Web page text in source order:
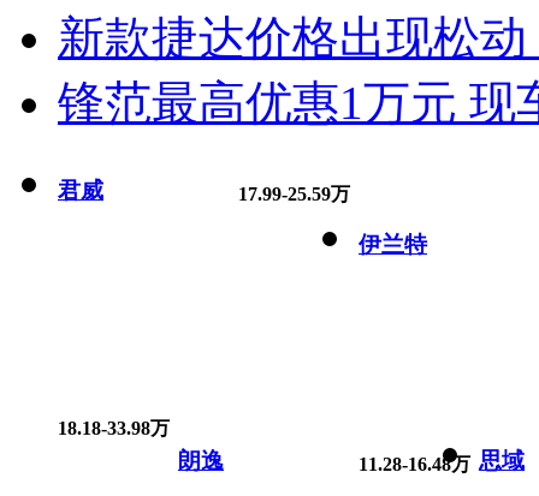
新款捷达价格出现松
锋范最高优惠1万元 现
君威 17.99-25.59万
伊兰特
18.18-33.98万
朗逸 11.28-16.48万 思域